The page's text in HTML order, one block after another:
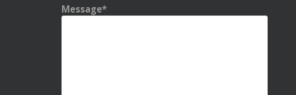
Message*